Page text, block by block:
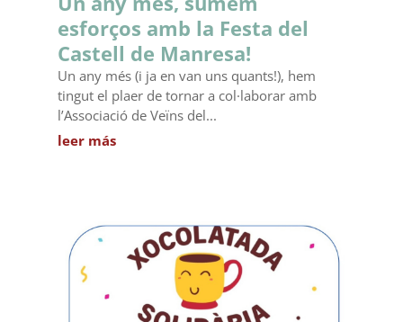
esforços amb la Festa del
Castell de Manresa!
Un any més (i ja en van uns quants!), hem
tingut el plaer de tornar a col·laborar amb
l’Associació de Veïns del...
leer más